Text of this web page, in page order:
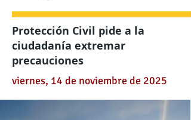
Protección Civil pide a la
ciudadanía extremar
precauciones
viernes, 14 de noviembre de 2025